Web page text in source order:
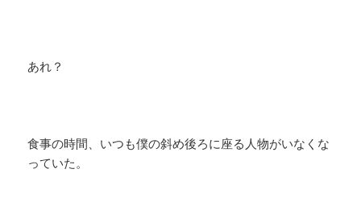
あれ？
食事の時間、いつも僕の斜め後ろに座る人物がいなくな
っていた。